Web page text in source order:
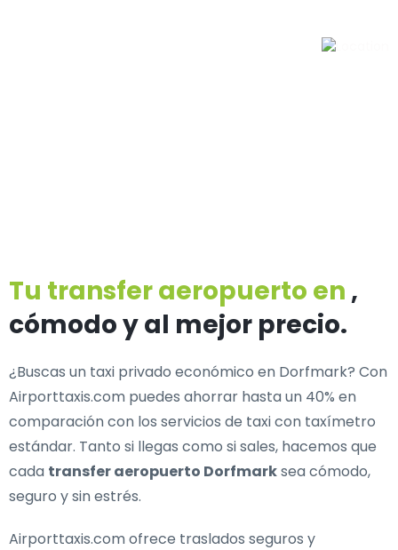
Tu transfer aeropuerto en ,
cómodo y al mejor precio.
¿Buscas un taxi privado económico en Dorfmark? Con
Airporttaxis.com puedes ahorrar hasta un 40% en
comparación con los servicios de taxi con taxímetro
estándar. Tanto si llegas como si sales, hacemos que
cada transfer aeropuerto Dorfmarksea cómodo,
seguro y sin estrés.
Airporttaxis.com ofrece traslados seguros y